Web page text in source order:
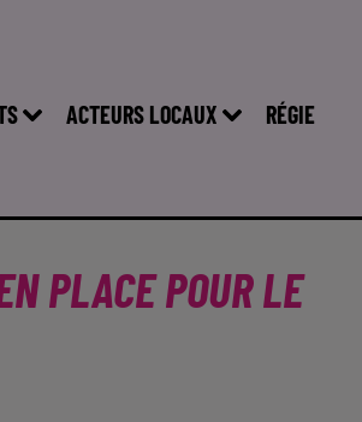
ACTEURS LOCAUX RÉGIE
PLACE POUR LE